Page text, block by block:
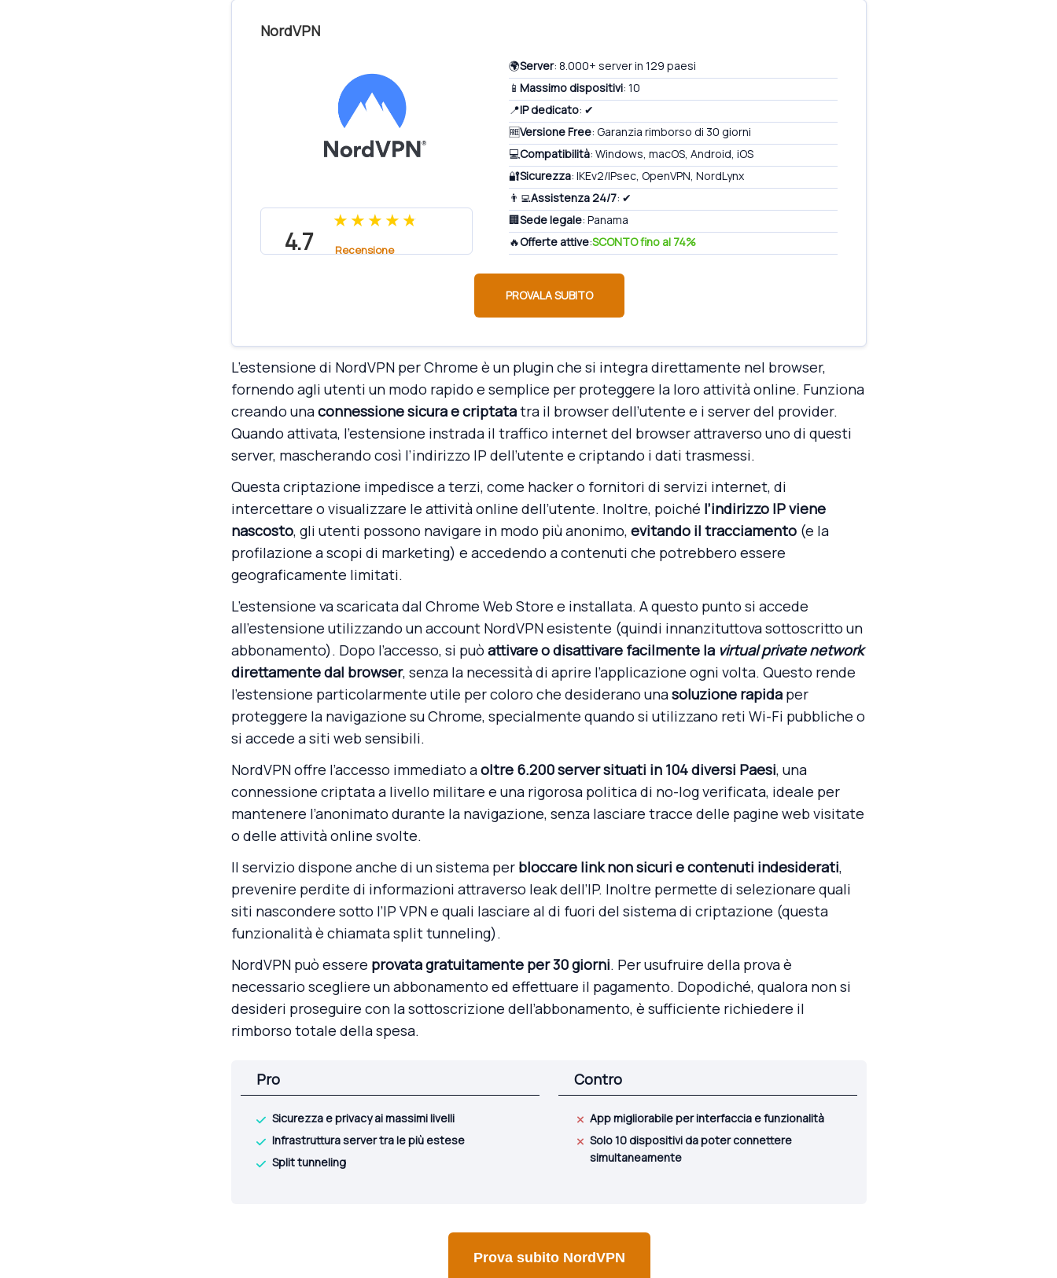
NordVPN
4.7 Recensione
🌍Server: 8.000+ server in 129 paesi
📱 Massimo dispositivi: 10
📍IP dedicato: ✔
🆓Versione Free: Garanzia rimborso di 30 giorni
💻Compatibilità: Windows, macOS, Android, iOS
🔐Sicurezza: IKEv2/IPsec, OpenVPN, NordLynx
👨‍💻Assistenza 24/7: ✔
🏢Sede legale: Panama
🔥Offerte attive:SCONTO fino al 74%
PROVALA SUBITO
L’estensione di NordVPN per Chrome è un plugin che si integra direttamente nel browser,
fornendo agli utenti un modo rapido e semplice per proteggere la loro attività online. Funziona
creando unaconnessione sicura e criptatatra il browser dell’utente e i server del provider.
Quando attivata, l’estensione instrada il traffico internet del browser attraverso uno di questi
server, mascherando così l’indirizzo IP dell’utente e criptando i dati trasmessi.
Questa criptazione impedisce a terzi, come hacker o fornitori di servizi internet, di
intercettare o visualizzare le attività online dell’utente. Inoltre, poiché l’indirizzo IP viene
nascosto, gli utenti possono navigare in modo più anonimo, evitando il tracciamento (e la
profilazione a scopi di marketing) e accedendo a contenuti che potrebbero essere
geograficamente limitati.
L’estensione va scaricata dal Chrome Web Store e installata. A questo punto si accede
all’estensione utilizzando un account NordVPN esistente (quindi innanzituttova sottoscritto un
abbonamento). Dopo l’accesso, si può attivare o disattivare facilmente la virtual private network
direttamente dal browser, senza la necessità di aprire l’applicazione ogni volta. Questo rende
l’estensione particolarmente utile per coloro che desiderano unasoluzione rapida per
proteggere la navigazione su Chrome, specialmente quando si utilizzano reti Wi-Fi pubbliche o
si accede a siti web sensibili.
NordVPN offre l’accesso immediato aoltre 6.200 server situati in 104 diversi Paesi, una
connessione criptata a livello militare e una rigorosa politica di no-log verificata, ideale per
mantenere l’anonimato durante la navigazione, senza lasciare tracce delle pagine web visitate
o delle attività online svolte.
Il servizio dispone anche di un sistema per bloccare link non sicuri e contenuti indesiderati,
prevenire perdite di informazioni attraverso leak dell’IP. Inoltre permette di selezionare quali
siti nascondere sotto l’IP VPN e quali lasciare al di fuori del sistema di criptazione (questa
funzionalità è chiamata split tunneling).
NordVPN può essere provata gratuitamente per 30 giorni. Per usufruire della prova è
necessario scegliere un abbonamento ed effettuare il pagamento. Dopodiché, qualora non si
desideri proseguire con la sottoscrizione dell’abbonamento, è sufficiente richiedere il
rimborso totale della spesa.
Pro
Sicurezza e privacy ai massimi livelli
Infrastruttura server tra le più estese
Split tunneling
Contro
App migliorabile per interfaccia e funzionalità
Solo 10 dispositivi da poter connettere
simultaneamente
Prova subito NordVPN